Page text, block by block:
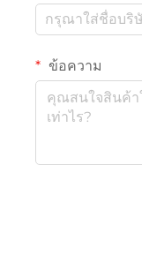
ข้อความ